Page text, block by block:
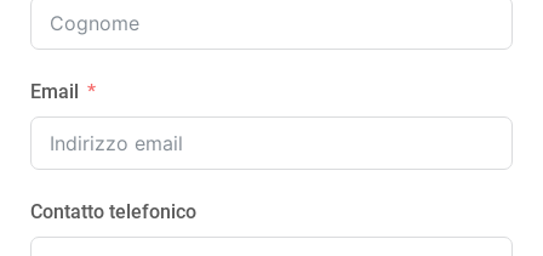
Email
Contatto telefonico